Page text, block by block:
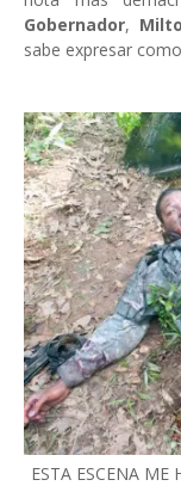
Gobernador,
sabe expresar
ESTA ESCENA